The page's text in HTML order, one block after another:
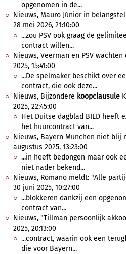
opgenomen in de...
Nieuws, Mauro Júnior in
28 mei 2026, 21:10:00
...zou PSV ook graag de
contract willen...
Nieuws, Veerman en PSV
2025, 15:41:00
...De spelmaker beschikt over
contract, die ook deze...
Nieuws, Bijzondere koopclausule
2025, 22:45:00
Het Duitse dagblad BILD heeft
het huurcontract van...
Nieuws, Bayern München niet blij
augustus 2025, 13:23:00
...in heeft bedongen maar ook
niet nader bekend...
Nieuws, Romano meldt: "Alle
30 juni 2025, 10:27:00
...blokkeren dankzij een
contract van...
Nieuws, "Tillman persoonlijk
2025, 20:13:00
...contract, waarin ook een terug
die voor Bayern...